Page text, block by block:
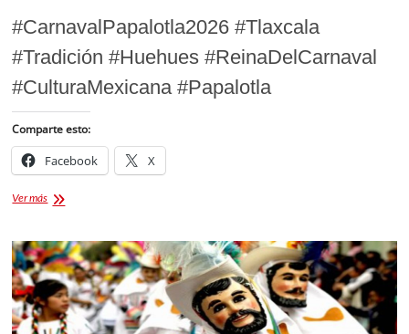
#CarnavalPapalotla2026 #Tlaxcala
#Tradición #Huehues #ReinaDelCarnaval
#CulturaMexicana #Papalotla
Comparte esto:
Facebook X
Ver más¿Cuándo
Carnaval
Papalotla
2026?
Fechas
oficiales
y